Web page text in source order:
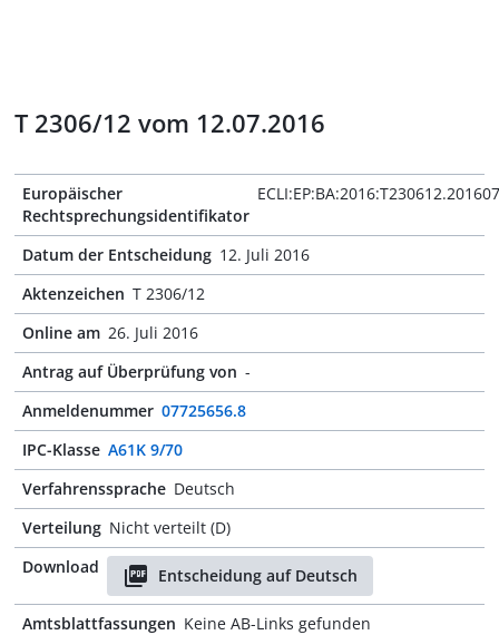
T 2306/12 vom 12.07.2016
Europäischer
Rechtsprechungsidentifikator
Datum der Entscheidung 12. Juli 2016
Aktenzeichen T 2306/12
Online am 26. Juli 2016
Antrag auf Überprüfung von -
Anmeldenummer 07725656.8
IPC-Klasse A61K 9/70
Verfahrenssprache Deutsch
Verteilung Nicht verteilt (D)
Download
Entscheidung auf Deutsch
Amtsblattfassungen Keine AB-Links gefunden